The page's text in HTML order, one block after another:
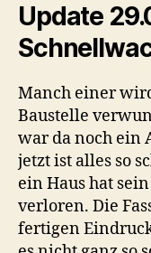
Update
Manch einer
Baustelle
war da noch ein
jetzt ist alles so
ein Haus hat
verloren. Die
fertigen